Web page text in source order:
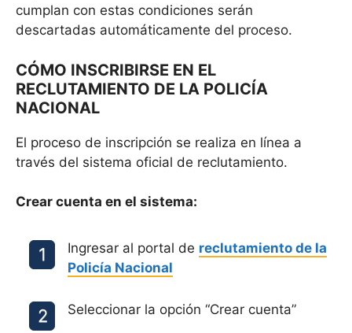
cumplan con estas condiciones serán
descartadas automáticamente del proceso.
CÓMO INSCRIBIRSE EN EL
RECLUTAMIENTO DE LA POLICÍA
NACIONAL
El proceso de inscripción se realiza en línea a
través del sistema oficial de reclutamiento.
Crear cuenta en el sistema:
Ingresar al portal de reclutamiento de la
Policía Nacional
Seleccionar la opción “Crear cuenta”